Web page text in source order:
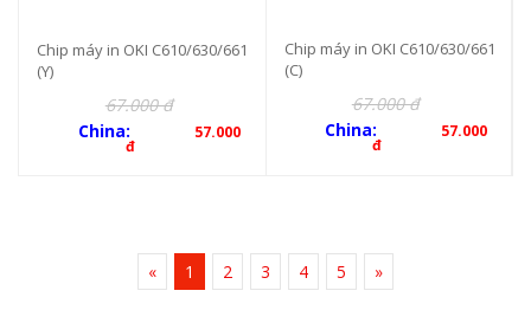
Chip máy in OKI C610/630/661
(Y)
67.000 đ
China:
57.000
đ
Chip máy in OKI C610/630/661
(C)
67.000 đ
China:
57.000
đ
« 1 2 3 4 5 »